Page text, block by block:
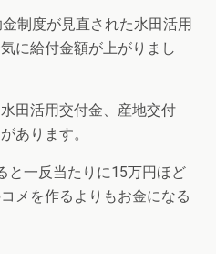
制度が見直された水田活用
に給付金額が上がりまし
田活用交付金、産地交付
あります。
と一反当たりに15万円ほど
メを作るよりもお金になる